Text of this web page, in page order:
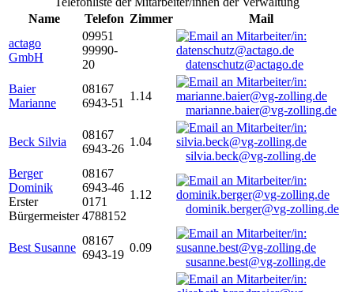
Name
Telefon Zimmer
Mail
actago
GmbH
09951
99990-
20
datenschutz@actago.de
Baier
Marianne
08167
6943-51
1.14
marianne.baier@vg-zolling.de
Beck Silvia
08167
6943-26
1.04
silvia.beck@vg-zolling.de
Berger
Dominik
Erster
Bürgermeister
08167
6943-46
0171
4788152
1.12
dominik.berger@vg-zolling.de
Best Susanne
08167
6943-19
0.09
susanne.best@vg-zolling.de